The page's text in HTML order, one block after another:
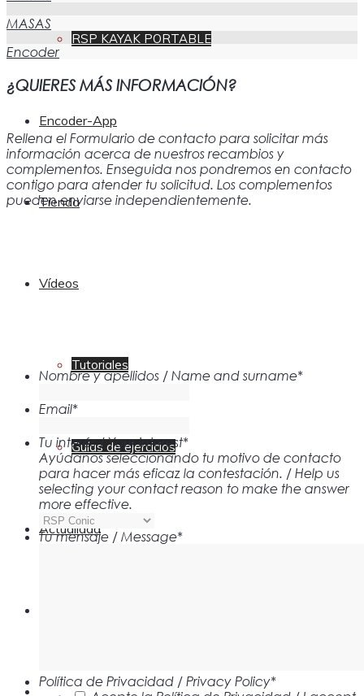
RSP KAYAK PORTABLE
Encoder-App
Tienda
Vídeos
Tutoriales
Guías de ejercicios
Actualidad
MASAS
Encoder
¿QUIERES MÁS INFORMACIÓN?
Rellena el Formulario de contacto para solicitar más
información acerca de nuestros recambios y
complementos. Enseguida nos pondremos en contacto
contigo para atender tu solicitud. Los complementos
pueden enviarse independientemente.
Nombre y apellidos / Name and surname*
Email*
Tu interés / Your interest*
Ayúdanos seleccionando tu motivo de contacto
para hacer más eficaz la contestación. / Help us
selecting your contact reason to make the answer
more effective.
Tu mensaje / Message*
Política de Privacidad / Privacy Policy*